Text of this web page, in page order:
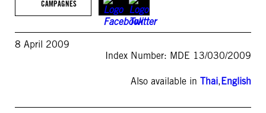
CAMPAGNES
8 April 2009
Index Number: MDE 13/030/2009
Also available in Thai,English